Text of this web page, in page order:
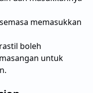
memasukkan
boleh
untuk